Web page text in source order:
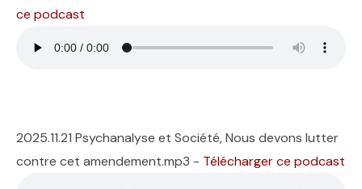
ce podcast
2025.11.21 Psychanalyse et Société, Nous devons lutter
contre cet amendement.mp3 - Télécharger ce podcast